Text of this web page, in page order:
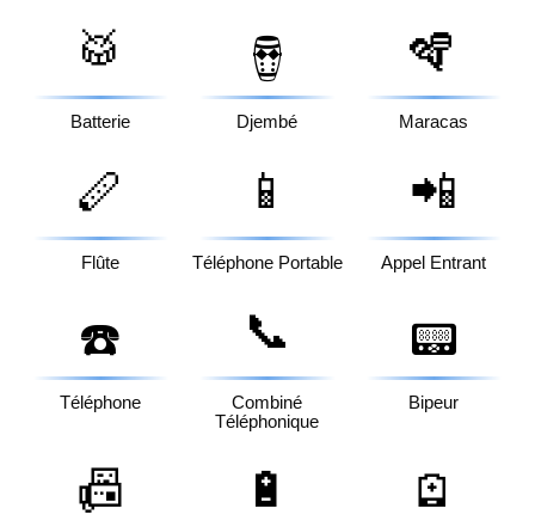
🥁
Batterie
🪘
Djembé
🪇
Maracas
🪈
Flûte
📱
Téléphone Portable
📲
Appel Entrant
☎️
Téléphone
📞
Combiné
Téléphonique
📟
Bipeur
📠 🔋 🪫